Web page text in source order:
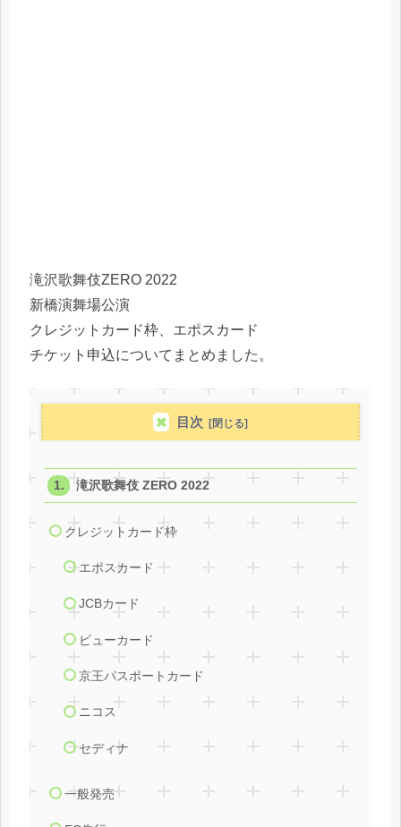
滝沢歌舞伎ZERO 2022
新橋演舞場公演
クレジットカード枠、エポスカード
チケット申込についてまとめました。
目次
滝沢歌舞伎 ZERO 2022
クレジットカード枠
エポスカード
JCBカード
ビューカード
京王パスポートカード
ニコス
セディナ
一般発売